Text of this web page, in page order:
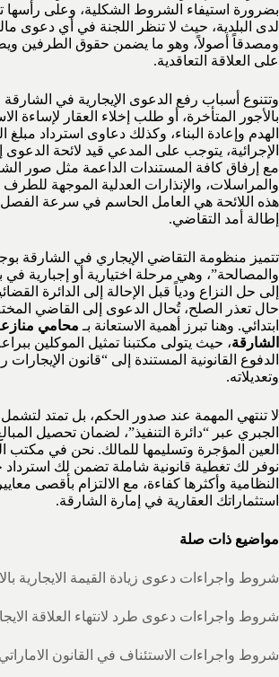
بضرورة استيفاء الشروط الشكلية، وعلى رأسها
لدى البلدية، حيث لا تنظر اللجنة في أي دعوى
ومصدقاً أصولاً، وهو ما يضمن حقوق الطرفين
على العلاقة التعاقدية.
وتتنوع أسباب رفع الدعوى الإيجارية في
بالأجور المتأخرة، أو طلب إخلاء العقار لإساءة
الهدم وإعادة البناء، وكذلك دعاوى استرداد مبلغ
الإجرائية، يتوجب على المدعي قيد لائحة الدعوى
مع إرفاق كافة المستندات الداعمة مثل صور
والمراسلات، والإنذارات العدلية الموجهة
هذه اللائحة هي العامل الحاسم في سرعة
إطالة أمد التقاضي.
تتميز منظومة التقاضي الإيجاري في الشارقة
والمصالحة”، وهي مرحلة اختيارية أو إجبارية
إلى حل النزاع ودياً قبل الإحالة إلى الدائرة
حال تعذر الصلح، تُحال الدعوى إلى القاضي
ابتدائي. وهنا تبرز أهمية الاستعانة بـ محامي
الشارقة، حيث يتولى مكتبنا تمثيل الموكلين
وتعديلاته.
لا تنتهي المهمة عند صدور الحكم، بل تمتد لتشمل
الجبري عبر “دائرة التنفيذ”، لضمان تحصيل
العين المؤجرة وتسليمها للمالك. نحن في مكتب
نوفر لك تغطية قانونية شاملة تضمن لك
النظامية وأكثرها كفاءة، مع الالتزام بأقصى
استثماراتك العقارية في إمارة الشارقة.
مواضيع ذات صلة
شروط واجراءات دعوى زيادة القيمة الايجارية
شروط واجراءات دعوى طرد لانتهاء العلاقة
شروط واجراءات الاستئناف في القانون الاماراتي